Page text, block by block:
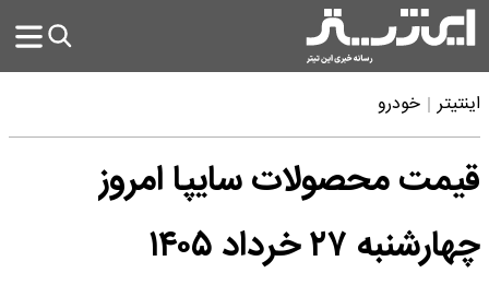
اینتیتر خودرو
قیمت محصولات سایپا امروز
چهارشنبه ۲۷ خرداد ۱۴۰۵